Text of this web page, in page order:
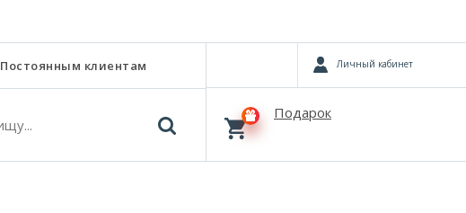
Постоянным клиентам Личный кабинет
Подарок